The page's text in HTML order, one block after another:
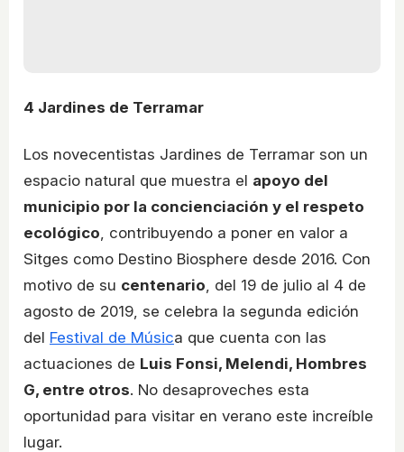
4 Jardines de Terramar
Los novecentistas Jardines de Terramar son un
espacio natural que muestra el apoyo del
municipio por la concienciación y el respeto
ecológico , contribuyendo a poner en valor a
Sitges como Destino Biosphere desde 2016. Con
motivo de su centenario , del 19 de julio al 4 de
agosto de 2019, se celebra la segunda edición
del Festival de Música que cuenta con las
actuaciones de Luis Fonsi, Melendi, Hombres
G, entre otros. No desaproveches esta
oportunidad para visitar en verano este increíble
lugar.